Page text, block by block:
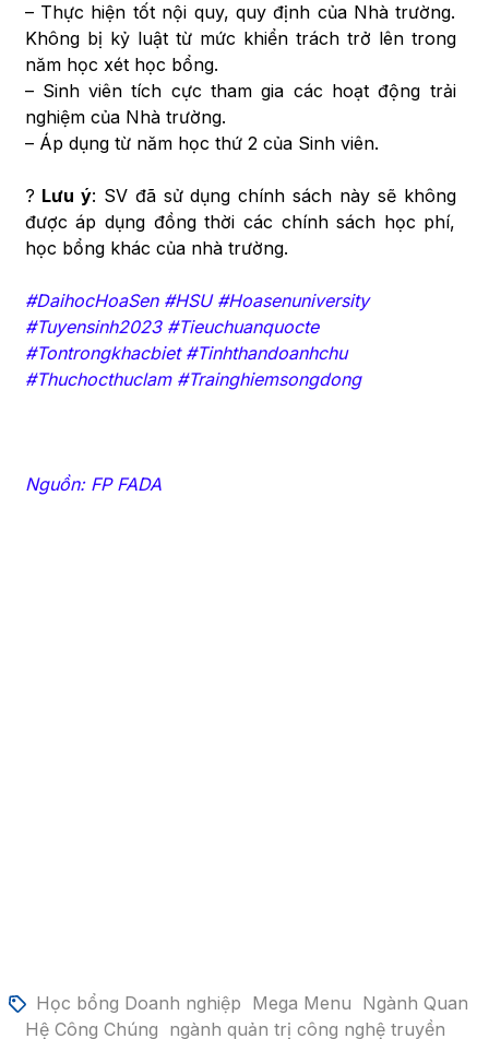
– Thực hiện tốt nội quy, quy định của Nhà trường.
Không bị kỷ luật từ mức khiển trách trở lên trong
năm học xét học bổng.
– Sinh viên tích cực tham gia các hoạt động trải
nghiệm của Nhà trường.
– Áp dụng từ năm học thứ 2 của Sinh viên.
? Lưu ý: SV đã sử dụng chính sách này sẽ không
được áp dụng đồng thời các chính sách học phí,
học bổng khác của nhà trường.
#DaihocHoaSen #HSU #Hoasenuniversity
#Tuyensinh2023 #Tieuchuanquocte
#Tontrongkhacbiet #Tinhthandoanhchu
#Thuchocthuclam #Trainghiemsongdong
Nguồn: FP FADA
Học bổng Doanh nghiệp Mega Menu Ngành Quan
Hệ Công Chúng ngành quản trị công nghệ truyền